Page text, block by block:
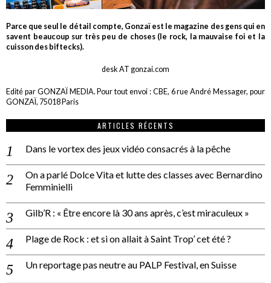
Parce que seul le détail compte, Gonzaï est le magazine des gens qui en
savent beaucoup sur très peu de choses (le rock, la mauvaise foi et la
cuisson des biftecks).
desk AT gonzai.com
Edité par GONZAÏ MEDIA. Pour tout envoi : CBE, 6 rue André Messager, pour
GONZAÏ, 75018 Paris
ARTICLES RÉCENTS
Dans le vortex des jeux vidéo consacrés à la pêche
On a parlé Dolce Vita et lutte des classes avec Bernardino
Femminielli
Gilb’R : « Être encore là 30 ans après, c’est miraculeux »
Plage de Rock : et si on allait à Saint Trop’ cet été ?
Un reportage pas neutre au PALP Festival, en Suisse